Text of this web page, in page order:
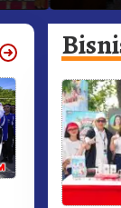
GBKP